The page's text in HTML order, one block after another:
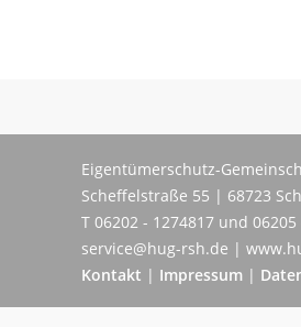
Eigentümerschutz-
Scheffelstraße 55 | 68723
T 06202 - 1274817 und
service@hug-rsh.de |
Kontakt | Impressum |